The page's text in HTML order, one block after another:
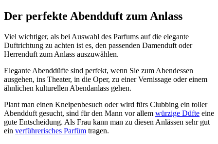
Der perfekte Abendduft zum Anlass
Viel wichtiger, als bei Auswahl des Parfums auf die elegante
Duftrichtung zu achten ist es, den passenden Damenduft oder
Herrenduft zum Anlass auszuwählen.
Elegante Abenddüfte sind perfekt, wenn Sie zum Abendessen
ausgehen, ins Theater, in die Oper, zu einer Vernissage oder einem
ähnlichen kulturellen Abendanlass gehen.
Plant man einen Kneipenbesuch oder wird fürs Clubbing ein toller
Abendduft gesucht, sind für den Mann vor allem würzige Düfte eine
gute Entscheidung. Als Frau kann man zu diesen Anlässen sehr gut
ein verführerisches Parfüm tragen.